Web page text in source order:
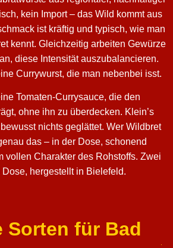
kein Import – das Wild kommt aus
ist kräftig und typisch, wie man
kennt. Gleichzeitig arbeiten Gewürze
diese Intensität auszubalancieren.
Currywurst, die man nebenbei isst.
Tomaten-Currysauce, die den
ohne ihn zu überdecken. Klein’s
nichts geglättet. Wer Wildbret
das – in der Dose, schonend
vollen Charakter des Rohstoffs. Zwei
Dose, hergestellt in Bielefeld.
Sorten für Bad